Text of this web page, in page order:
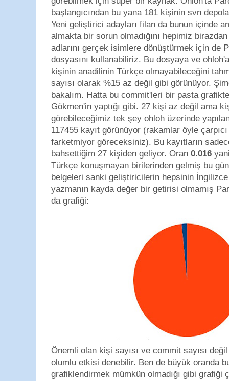
başlangıcından bu yana 181 kişinin svn
Yeni geliştirici adayları filan da bunun içinde
almakta bir sorun olmadığını hepimiz
adlarını gerçek isimlere dönüştürmek için de
dosyasını kullanabiliriz. Bu dosyaya ve
kişinin anadilinin Türkçe olmayabileceğini
sayısı olarak %15 az değil gibi görünüyor.
bakalım. Hatta bu commit'leri bir pasta
Gökmen'in yaptığı gibi. 27 kişi az değil ama
görebileceğimiz tek şey ohloh üzerinde
117455 kayıt görünüyor (rakamlar öyle
farketmiyor göreceksiniz). Bu kayıtların
bahsettiğim 27 kişiden geliyor. Oran 0.016
Türkçe konuşmayan birilerinden gelmiş bu
belgeleri sanki geliştiricilerin hepsinin
yazmanın kayda değer bir getirisi olmamış
da grafiği:
Önemli olan kişi sayısı ve commit sayısı
olumlu etkisi denebilir. Ben de büyük oranda
grafiklendirmek mümkün olmadığı gibi grafiği